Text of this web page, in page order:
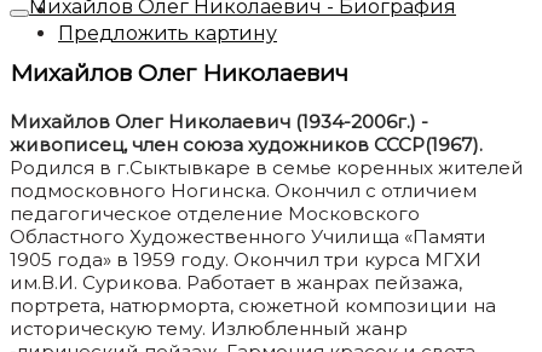
Предложить картину
Михайлов Олег Николаевич - Биография
Михайлов Олег Николаевич
Михайлов Олег Николаевич (1934-2006г.) -
живописец, член союза художников СССР(1967).
Родился в г.Сыктывкаре в семье коренных жителей
подмосковного Ногинска. Окончил с отличием
педагогическое отделение Московского
Областного Художественного Училища «Памяти
1905 года» в 1959 году. Окончил три курса МГХИ
им.В.И. Сурикова. Работает в жанрах пейзажа,
портрета, натюрморта, сюжетной композиции на
историческую тему. Излюбленный жанр